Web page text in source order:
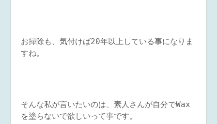
お掃除も、気付けば20年以上している事になりま
すね。
そんな私が言いたいのは、素人さんが自分でWax
を塗らないで欲しいって事です。